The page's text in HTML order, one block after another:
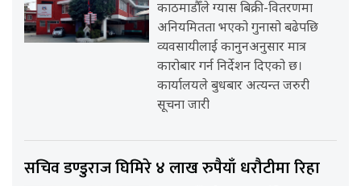
काठमाडौँले ग्यास बिक्री-वितरणमा
अनियमितता भएको गुनासो बढेपछि
व्यवसायीलाई कानुनअनुसार मात्र
कारोबार गर्न निर्देशन दिएको छ।
कार्यालयले बुधबार अत्यन्त जरुरी
सूचना जारी
सचिव डण्डुराज घिमिरे ४ लाख रुपैयाँ धरौटीमा रिहा